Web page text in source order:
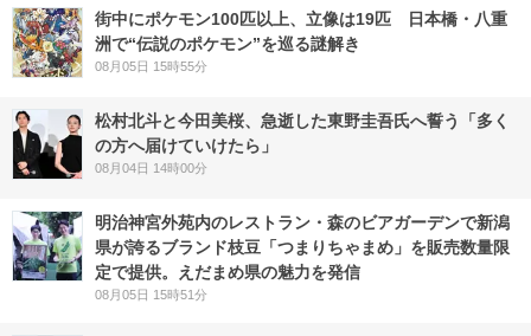
街中にポケモン100匹以上、立像は19匹 日本橋・八重
洲で“伝説のポケモン”を巡る謎解き
08月05日 15時55分
松村北斗と今田美桜、急逝した東野圭吾氏へ誓う「多く
の方へ届けていけたら」
08月04日 14時00分
明治神宮外苑内のレストラン・森のビアガーデンで新潟
県が誇るブランド枝豆「つまりちゃまめ」を販売数量限
定で提供。えだまめ県の魅力を発信
08月05日 15時51分